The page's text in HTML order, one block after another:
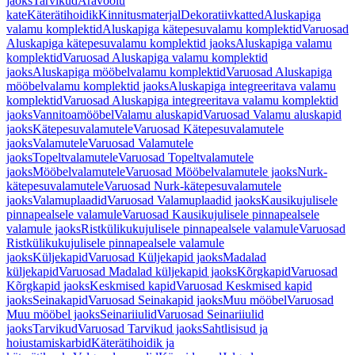
kateKäterätihoidikKinnitusmaterjalDekoratiivkattedAluskapiga
valamu komplektidAluskapiga kätepesuvalamu komplektidVaruosad
Aluskapiga kätepesuvalamu komplektid jaoksAluskapiga valamu
komplektidVaruosad Aluskapiga valamu komplektid
jaoksAluskapiga mööbelvalamu komplektidVaruosad Aluskapiga
mööbelvalamu komplektid jaoksAluskapiga integreeritava valamu
komplektidVaruosad Aluskapiga integreeritava valamu komplektid
jaoksVannitoamööbelValamu aluskapidVaruosad Valamu aluskapid
jaoksKätepesuvalamuteleVaruosad Kätepesuvalamutele
jaoksValamuteleVaruosad Valamutele
jaoksTopeltvalamuteleVaruosad Topeltvalamutele
jaoksMööbelvalamuteleVaruosad Mööbelvalamutele jaoksNurk-
kätepesuvalamuteleVaruosad Nurk-kätepesuvalamutele
jaoksValamuplaadidVaruosad Valamuplaadid jaoksKausikujulisele
pinnapealsele valamuleVaruosad Kausikujulisele pinnapealsele
valamule jaoksRistkülikukujulisele pinnapealsele valamuleVaruosad
Ristkülikukujulisele pinnapealsele valamule
jaoksKüljekapidVaruosad Küljekapid jaoksMadalad
küljekapidVaruosad Madalad küljekapid jaoksKõrgkapidVaruosad
Kõrgkapid jaoksKeskmised kapidVaruosad Keskmised kapid
jaoksSeinakapidVaruosad Seinakapid jaoksMuu mööbelVaruosad
Muu mööbel jaoksSeinariiulidVaruosad Seinariiulid
jaoksTarvikudVaruosad Tarvikud jaoksSahtlisisud ja
hoiustamiskarbidKäterätihoidik ja